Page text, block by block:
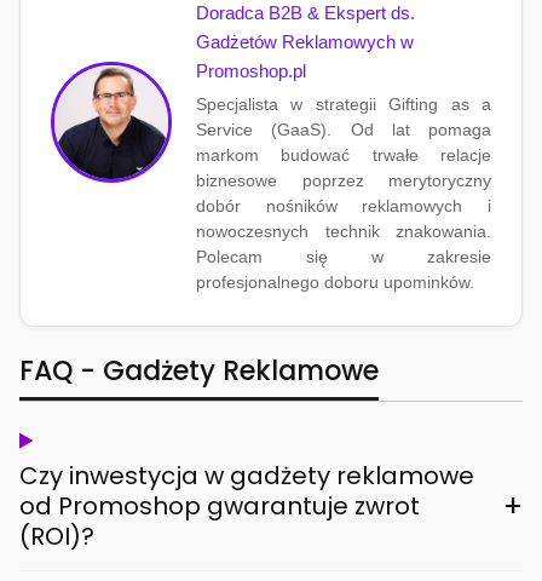
Doradca B2B & Ekspert ds.
Gadżetów Reklamowych w
Promoshop.pl
Specjalista w strategii Gifting as a
Service (GaaS). Od lat pomaga
markom budować trwałe relacje
biznesowe poprzez merytoryczny
dobór nośników reklamowych i
nowoczesnych technik znakowania.
Polecam się w zakresie
profesjonalnego doboru upominków.
FAQ - Gadżety Reklamowe
Czy inwestycja w gadżety reklamowe
od Promoshop gwarantuje zwrot
(ROI)?
+